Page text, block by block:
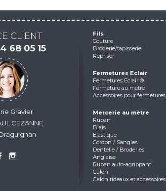
CLIENT
68 05 15
Gravier
CEZANNE
Fils
Couture
Broderie/tapisserie
Repriser
Fermetures Eclair
Fermetures Eclair ®
Fermeture au mètre
Accessoires pour fermetures
Mercerie au mètre
Ruban
Biais
Elastique
Cordon / Sangles
Dentelle / Broderies
Anglaise
Ruban auto-agrippant
Galon
Galon rideaux et accessoires